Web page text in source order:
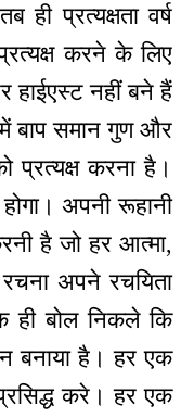
प्रत्यक्षता वर्ष
करने के लिए
नहीं बने हैं
बाप समान गुण और
प्रत्यक्ष करना है।
अपनी रूहानी
है जो हर आत्मा,
अपने रचयिता
बोल निकले कि
बनाया है। हर एक
करे। हर एक